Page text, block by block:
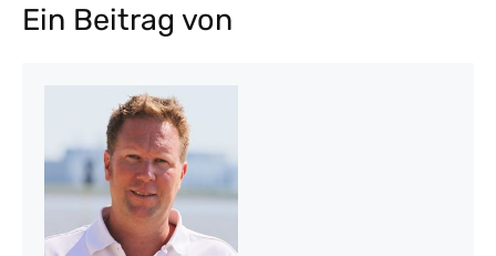
Ein Beitrag von